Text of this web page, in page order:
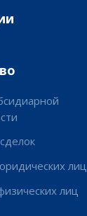
лиц
лиц